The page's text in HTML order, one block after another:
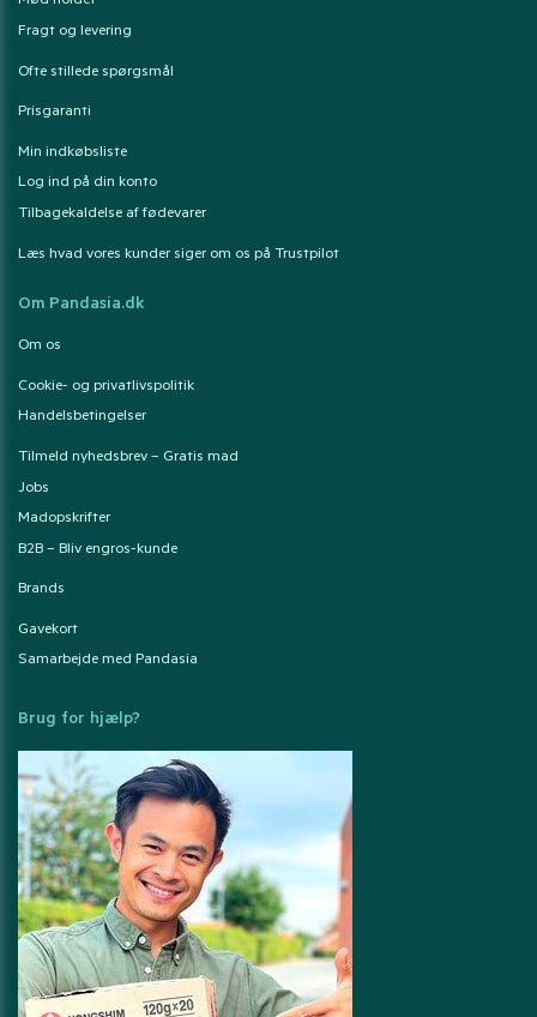
Fragt og levering
Ofte stillede spørgsmål
Prisgaranti
Min indkøbsliste
Log ind på din konto
Tilbagekaldelse af fødevarer
Læs hvad vores kunder siger om os på Trustpilot
Om Pandasia.dk
Om os
Cookie- og privatlivspolitik
Handelsbetingelser
Tilmeld nyhedsbrev – Gratis mad
Jobs
Madopskrifter
B2B – Bliv engros-kunde
Brands
Gavekort
Samarbejde med Pandasia
Brug for hjælp?